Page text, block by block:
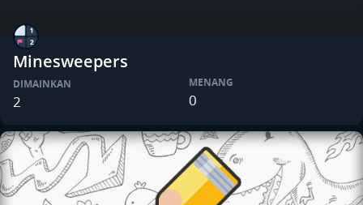
Minesweepers
DIMAINKAN
2
MENANG
0